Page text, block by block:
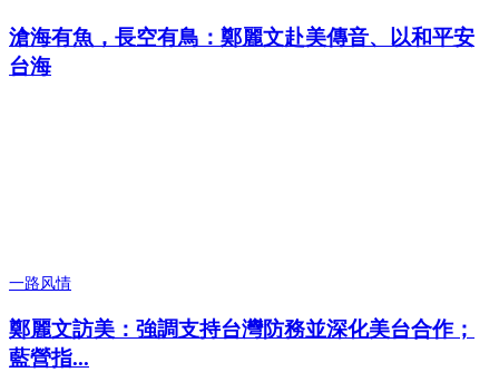
滄海有魚，長空有鳥：鄭麗文赴美傳音、以和平安
台海
一路风情
鄭麗文訪美：強調支持台灣防務並深化美台合作；
藍營指...